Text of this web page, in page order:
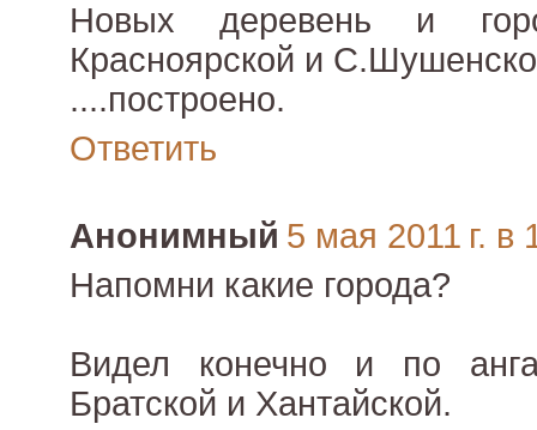
Новых деревень и
Красноярской и
....построено.
Ответить
Анонимный 5 мая 2011 г. в
Напомни какие города?
Видел конечно и по
Братской и Хантайской.